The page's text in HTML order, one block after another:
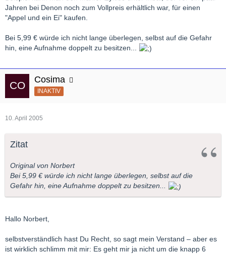
Jahren bei Denon noch zum Vollpreis erhältlich war, für einen
"Appel und ein Ei" kaufen.
Bei 5,99 € würde ich nicht lange überlegen, selbst auf die Gefahr
hin, eine Aufnahme doppelt zu besitzen...
Cosima
INAKTIV
10. April 2005
Zitat
Original von Norbert
Bei 5,99 € würde ich nicht lange überlegen, selbst auf die
Gefahr hin, eine Aufnahme doppelt zu besitzen...
Hallo Norbert,
selbstverständlich hast Du Recht, so sagt mein Verstand – aber es
ist wirklich schlimm mit mir: Es geht mir ja nicht um die knapp 6